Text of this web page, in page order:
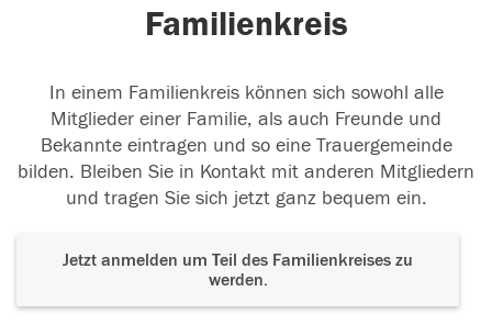
Familienkreis
In einem Familienkreis können sich sowohl alle
Mitglieder einer Familie, als auch Freunde und
Bekannte eintragen und so eine Trauergemeinde
bilden. Bleiben Sie in Kontakt mit anderen Mitgliedern
und tragen Sie sich jetzt ganz bequem ein.
Jetzt anmelden um Teil des Familienkreises zu
werden.